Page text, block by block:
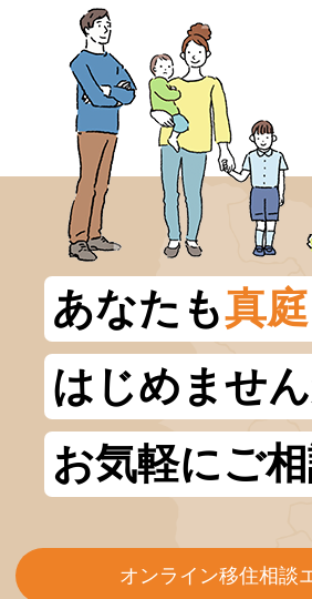
あなたも真
はじめませ
お気軽にご
オンライン移住相談